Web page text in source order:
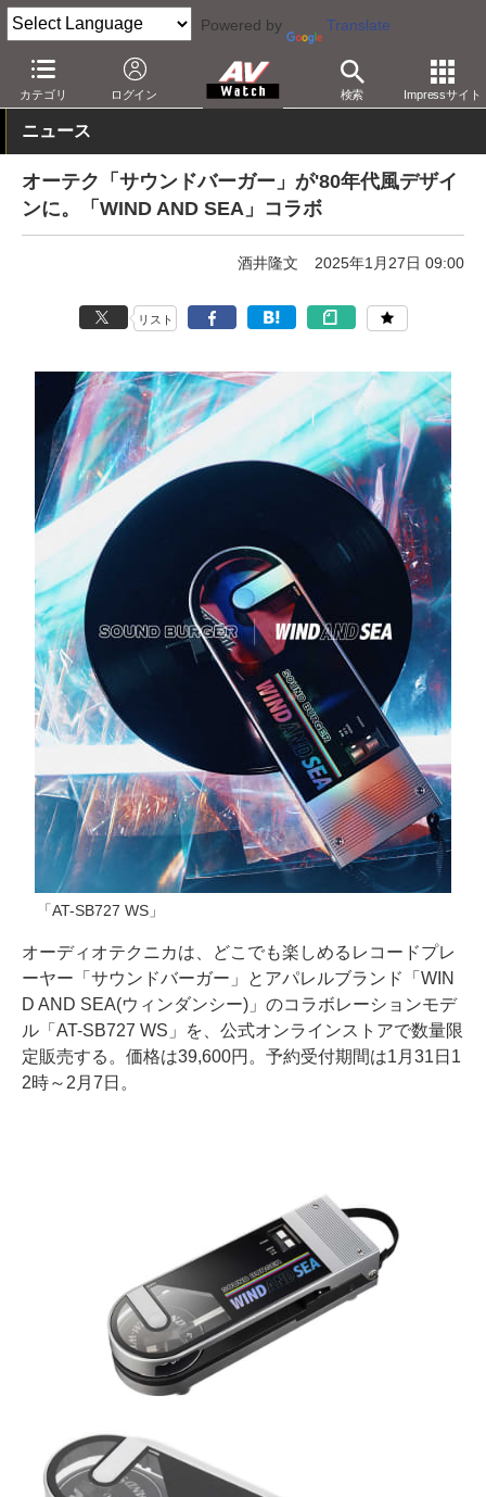
Powered by Translate
カテゴリ ログイン 検索 Impressサイト
AV Watch 製品 レコードプレーヤー
ニュース
オーテク「サウンドバーガー」が'80年代風デザイ
ンに。「WIND AND SEA」コラボ
酒井隆文 2025年1月27日 09:00
リスト
「AT-SB727 WS」
オーディオテクニカは、どこでも楽しめるレコードプレ
ーヤー「サウンドバーガー」とアパレルブランド「WIN
D AND SEA(ウィンダンシー)」のコラボレーションモデ
ル「AT-SB727 WS」を、公式オンラインストアで数量限
定販売する。価格は39,600円。予約受付期間は1月31日1
2時～2月7日。